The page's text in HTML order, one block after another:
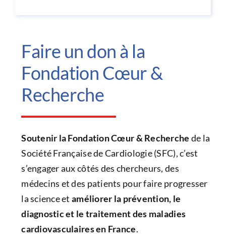
Faire un don à la
Fondation Cœur &
Recherche
Soutenir la Fondation Cœur & Recherche de la
Société Française de Cardiologie (SFC), c’est
s’engager aux côtés des chercheurs, des
médecins et des patients pour faire progresser
la science etaméliorer la prévention, le
diagnostic et le traitement des maladies
cardiovasculaires en France.